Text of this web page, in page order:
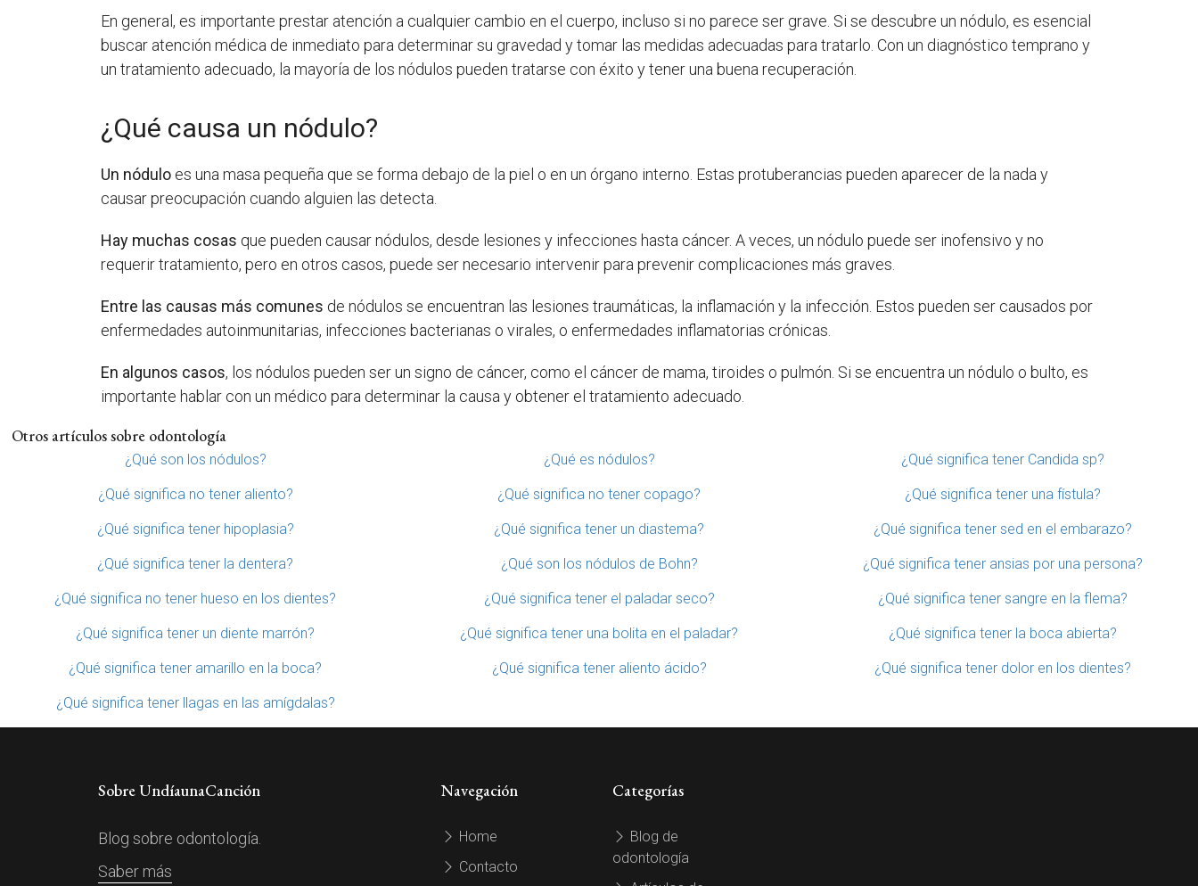
En general, es importante prestar atención a cualquier cambio en el cuerpo, incluso si no parece ser grave. Si se descubre un nódulo, es esencial
buscar atención médica de inmediato para determinar su gravedad y tomar las medidas adecuadas para tratarlo. Con un diagnóstico temprano y
un tratamiento adecuado, la mayoría de los nódulos pueden tratarse con éxito y tener una buena recuperación.
¿Qué causa un nódulo?
Un nódulo es una masa pequeña que se forma debajo de la piel o en un órgano interno. Estas protuberancias pueden aparecer de la nada y
causar preocupación cuando alguien las detecta.
Hay muchas cosas que pueden causar nódulos, desde lesiones y infecciones hasta cáncer. A veces, un nódulo puede ser inofensivo y no
requerir tratamiento, pero en otros casos, puede ser necesario intervenir para prevenir complicaciones más graves.
Entre las causas más comunes de nódulos se encuentran las lesiones traumáticas, la inflamación y la infección. Estos pueden ser causados ​​por
enfermedades autoinmunitarias, infecciones bacterianas o virales, o enfermedades inflamatorias crónicas.
En algunos casos, los nódulos pueden ser un signo de cáncer, como el cáncer de mama, tiroides o pulmón. Si se encuentra un nódulo o bulto, es
importante hablar con un médico para determinar la causa y obtener el tratamiento adecuado.
Otros artículos sobre odontología
¿Qué son los nódulos? ¿Qué es nódulos? ¿Qué significa tener Candida sp?
¿Qué significa no tener aliento? ¿Qué significa no tener copago? ¿Qué significa tener una fístula?
¿Qué significa tener hipoplasia? ¿Qué significa tener un diastema? ¿Qué significa tener sed en el embarazo?
¿Qué significa tener la dentera? ¿Qué son los nódulos de Bohn? ¿Qué significa tener ansias por una persona?
¿Qué significa no tener hueso en los dientes? ¿Qué significa tener el paladar seco? ¿Qué significa tener sangre en la flema?
¿Qué significa tener un diente marrón? ¿Qué significa tener una bolita en el paladar? ¿Qué significa tener la boca abierta?
¿Qué significa tener amarillo en la boca? ¿Qué significa tener aliento ácido? ¿Qué significa tener dolor en los dientes?
¿Qué significa tener llagas en las amígdalas?
Sobre UndíaunaCanción
Blog sobre odontología.
Saber más
Navegación
Home
Contacto
Categorías
Blog de
odontología